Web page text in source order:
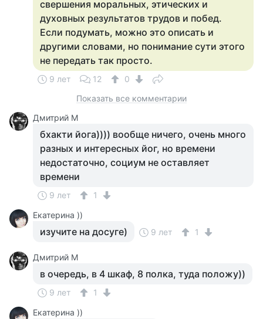
свершения моральных, этических и
духовных результатов трудов и побед.
Если подумать, можно это описать и
другими словами, но понимание сути этого
не передать так просто.
9 лет 12
0
Показать все комментарии
Дмитрий М
бхакти йога)))) вообще ничего, очень много
разных и интересных йог, но времени
недостаточно, социум не оставляет
времени
9 лет
1
Екатерина ))
изучите на досуге) 9 лет 1
Дмитрий М
в очередь, в 4 шкаф, 8 полка, туда положу))
9 лет
1
Екатерина ))